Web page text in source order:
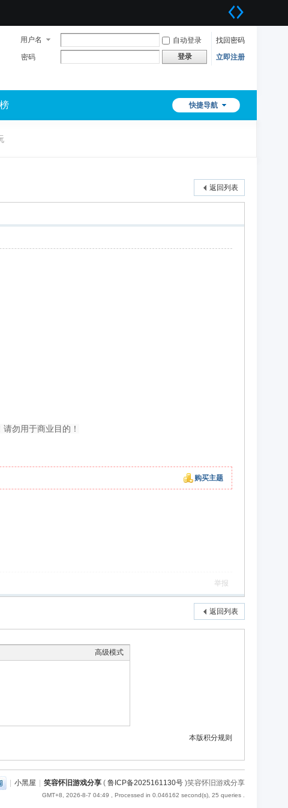
用户名 自动登录
找回密码
密码
登录 立即注册
快捷导航
返回列表
勿用于商业目的！
购买主题
举报
返回列表
高级模式
本版积分规则
| 小黑屋 | 笑容怀旧游戏分享 ( 鲁ICP备2025161130号 )笑容怀旧游戏分享
GMT+8, 2026-8-7 04:49 , Processed in 0.046162 second(s), 25 queries .